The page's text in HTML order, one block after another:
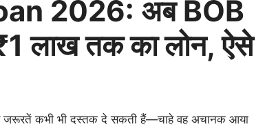
2026: अब BOB
लाख तक का लोन, ऐसे
कभी भी दस्तक दे सकती हैं—चाहे वह अचानक आया